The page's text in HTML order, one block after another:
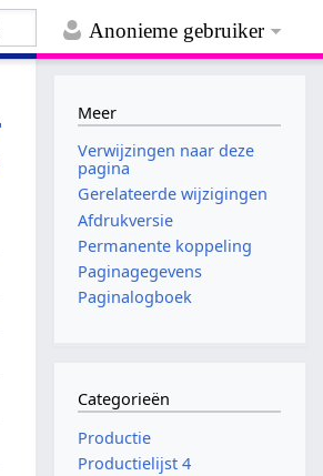
Anonieme gebruiker
Meer
Verwijzingen naar deze
pagina
Gerelateerde wijzigingen
Afdrukversie
Permanente koppeling
Paginagegevens
Paginalogboek
Categorieën
Productie
Productielijst 4